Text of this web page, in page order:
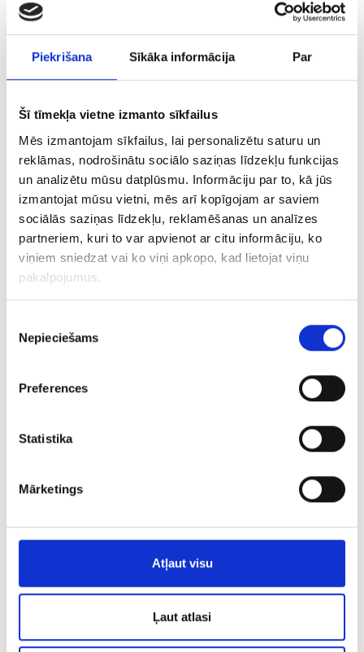
Piekrišana Sīkāka informācija Par
Šī tīmekļa vietne izmanto sīkfailus
Mēs izmantojam sīkfailus, lai personalizētu saturu un
reklāmas, nodrošinātu sociālo saziņas līdzekļu funkcijas
un analizētu mūsu datplūsmu. Informāciju par to, kā jūs
izmantojat mūsu vietni, mēs arī kopīgojam ar saviem
sociālās saziņas līdzekļu, reklamēšanas un analīzes
partneriem, kuri to var apvienot ar citu informāciju, ko
viņiem sniedzat vai ko viņi apkopo, kad lietojat viņu
pakalpojumus.
izvēle
Nepieciešams
Preferences
Statistika
Mārketings
Atļaut visu
Ļaut atlasi
€ 10.00
PIEVIENOT GROZAM
Vacuum Cleaner XC-109 (1140-4563)
€ 8.00